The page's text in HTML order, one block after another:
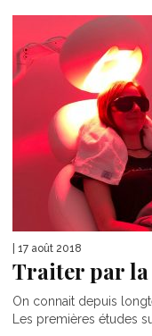
| 17 août 2018
Traiter par
On connait depuis
Les premières études